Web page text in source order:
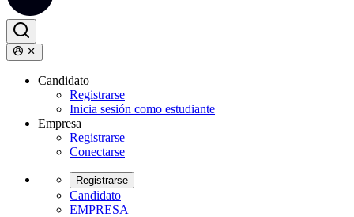
Candidato
Registrarse
Inicia sesión como estudiante
Empresa
Registrarse
Conectarse
Registrarse
Candidato
EMPRESA